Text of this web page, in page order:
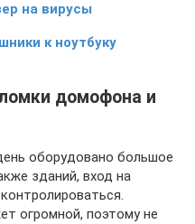
на вирусы
к ноутбуку
домофона и
оборудовано большое
зданий, вход на
огромной, поэтому не